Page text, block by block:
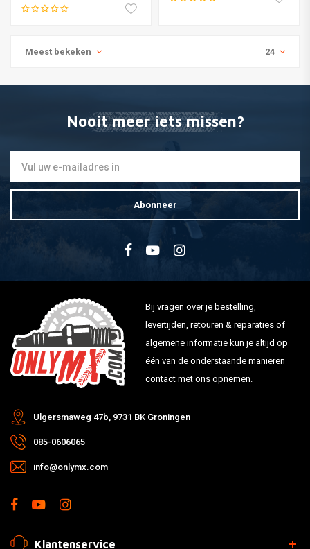
Meest bekeken 24
Nooit meer iets missen?
Abonneer
Bij vragen over je bestelling,
levertijden, retouren & reparaties of
algemene informatie kun je altijd op
één van de onderstaande manieren
contact met ons opnemen.
Ulgersmaweg 47b, 9731 BK Groningen
085-0606065
info@onlymx.com
Klantenservice